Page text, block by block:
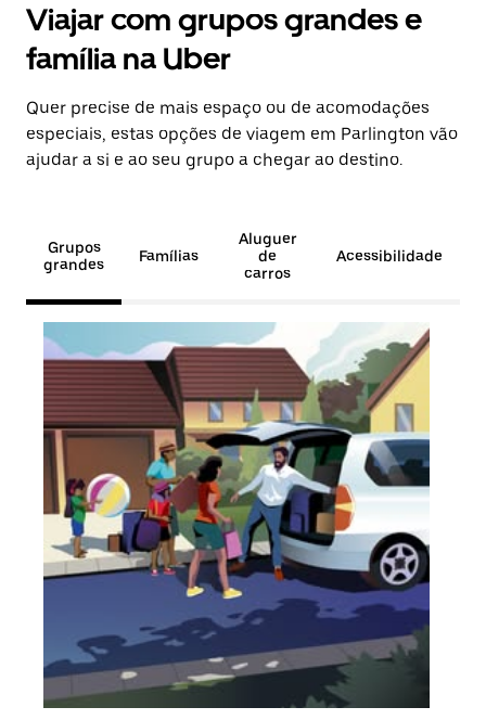
Viajar com grupos grandes e
família na Uber
Quer precise de mais espaço ou de acomodações
especiais, estas opções de viagem em Parlington vão
ajudar a si e ao seu grupo a chegar ao destino.
Grupos
grandes
Famílias
Aluguer
de
carros
Acessibilidade